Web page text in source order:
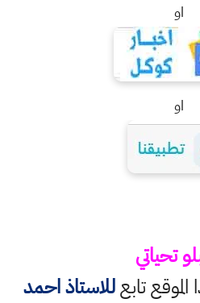
او
او
تحياتي
الموقع تابعللاستاذ احمد